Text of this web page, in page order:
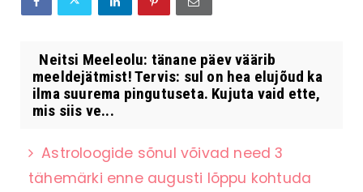
Neitsi Meeleolu: tänane päev väärib
meeldejätmist! Tervis: sul on hea elujõud ka
ilma suurema pingutuseta. Kujuta vaid ette,
mis siis ve...
Astroloogide sõnul võivad need 3
tähemärki enne augusti lõppu kohtuda